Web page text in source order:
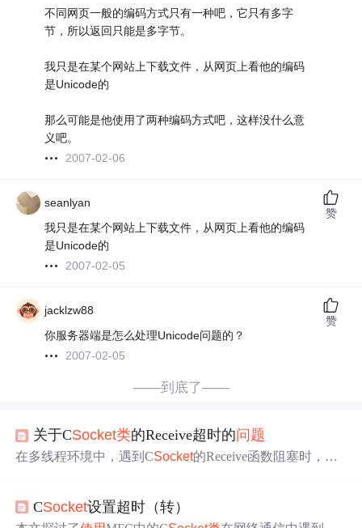
不同网页一般的编码方式只有一种吧，它只有多字
节，所以返回只能是多字节。
我只是在某个网站上下载文件，从网页上看他的编码
是Unicode的
那么可能是他使用了两种编码方式吧，这样没什么意
义吧。
2007-02-06
seanlyan
我只是在某个网站上下载文件，从网页上看他的编码
是Unicode的
2007-02-05
赞
jacklzw88
你服务器端是怎么处理Unicode问题的？
2007-02-05
赞
——到底了——
关于CSocket类的Receive超时的问题
在多线程环境中，遇到CSocket的Receive函数阻塞时，通
置及取消超时，OnMessagePending方法检测WM_TIMER消
息以中断阻塞。修改后的代码成功解决了Receive的超时
CSocket设置超时（转）